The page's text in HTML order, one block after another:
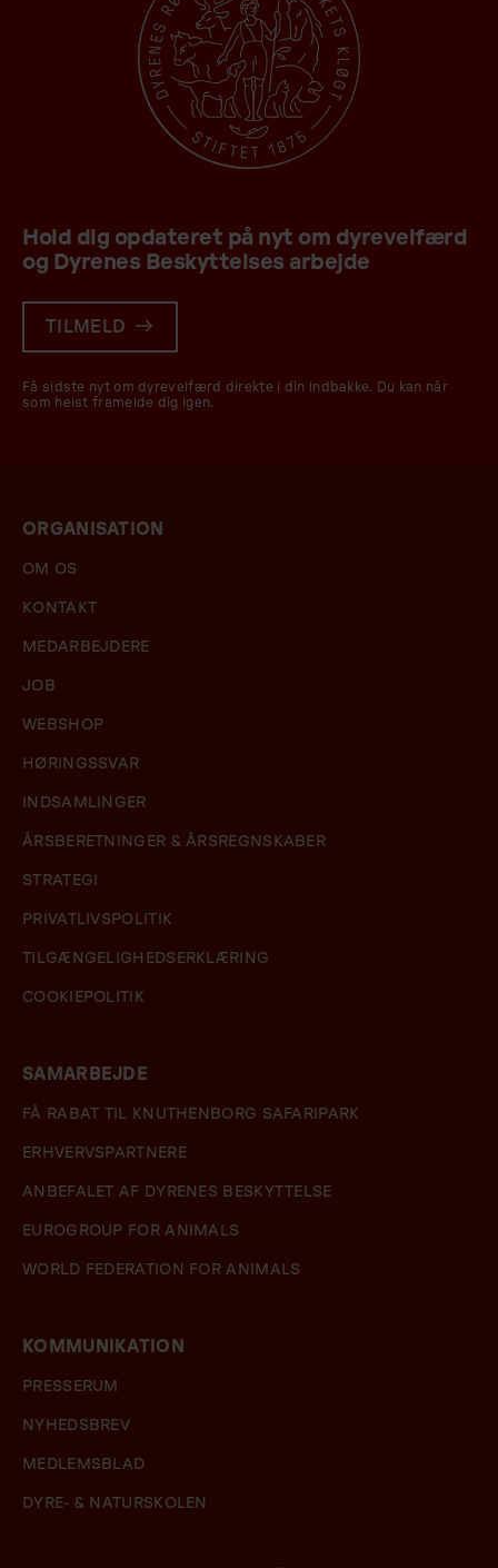
Hold dig opdateret på nyt om dyrevelfærd
og Dyrenes Beskyttelses arbejde
TILMELD
Få sidste nyt om dyrevelfærd direkte i din indbakke. Du kan når
som helst framelde dig igen.
ORGANISATION
OM OS
KONTAKT
MEDARBEJDERE
JOB
WEBSHOP
HØRINGSSVAR
INDSAMLINGER
ÅRSBERETNINGER & ÅRSREGNSKABER
STRATEGI
PRIVATLIVSPOLITIK
TILGÆNGELIGHEDSERKLÆRING
COOKIEPOLITIK
SAMARBEJDE
FÅ RABAT TIL KNUTHENBORG SAFARIPARK
ERHVERVSPARTNERE
ANBEFALET AF DYRENES BESKYTTELSE
EUROGROUP FOR ANIMALS
WORLD FEDERATION FOR ANIMALS
KOMMUNIKATION
PRESSERUM
NYHEDSBREV
MEDLEMSBLAD
DYRE- & NATURSKOLEN